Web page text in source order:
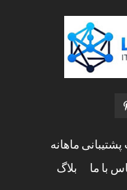
ماهانه
با ما بلاگ